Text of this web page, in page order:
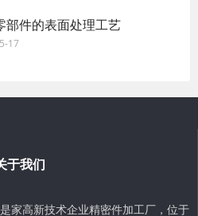
部件的表面处理工艺
17
于我们
家高新技术企业精密件加工厂，位于